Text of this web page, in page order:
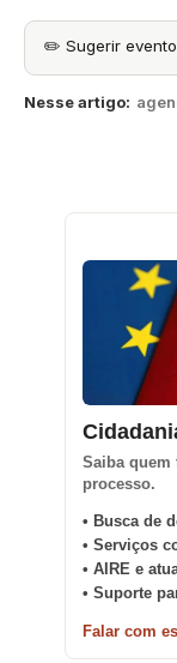
✏️ Sugerir evento
Nesse artigo:
Saiba
processo.
• Busca de
• Serviços
• AIRE e
• Suporte
Falar com